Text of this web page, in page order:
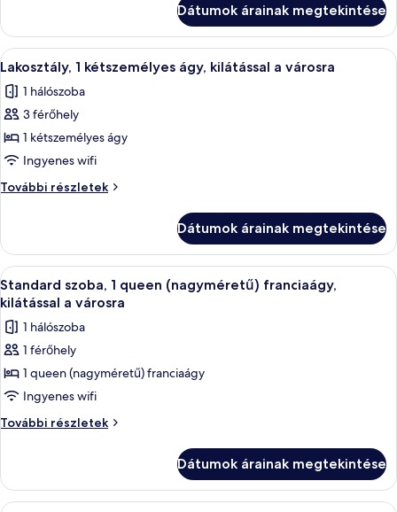
kétszemélyes
ágy,
kilátással
a
városra
ágy,
kilátással
a
további
részletei
Dátumok árainak megtekintése
A
következő
szoba
összes
képének
megtekintése:
Lakosztály,
1
ágy,
kilátással
a
városra
Egy modern szállodai szoba, magas
13
Lakosztály, 1 kétszemélyes ágy, kilátással a városra
1 hálószoba
3 férőhely
1 kétszemélyes ágy
Ingyenes wifi
További részletek
Lakosztály,
kilátással
városra
további
Dátumok árainak megtekintése
A
következő
szoba
összes
képének
megtekintése:
Standard
szoba,
(nagyméretű)
franciaágy,
Egy szállodai szoba, melyben van
8
Standard szoba, 1 queen (nagyméretű) franciaágy,
kilátással a városra
1 hálószoba
1 férőhely
1 queen (nagyméretű) franciaágy
Ingyenes wifi
További részletek
Standard
(nagyméretű)
franciaágy,
Dátumok árainak megtekintése
Egy szállodai szoba, amelyben